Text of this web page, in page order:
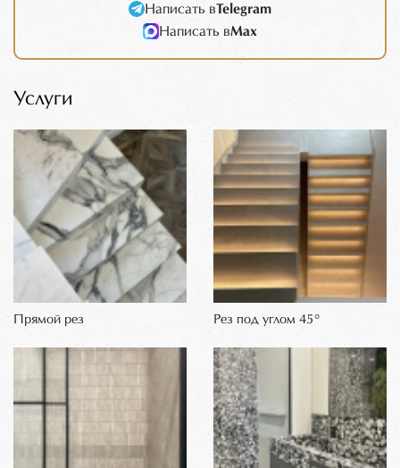
Написать вTelegram
Написать вMax
Услуги
Прямой рез Рез под углом 45°